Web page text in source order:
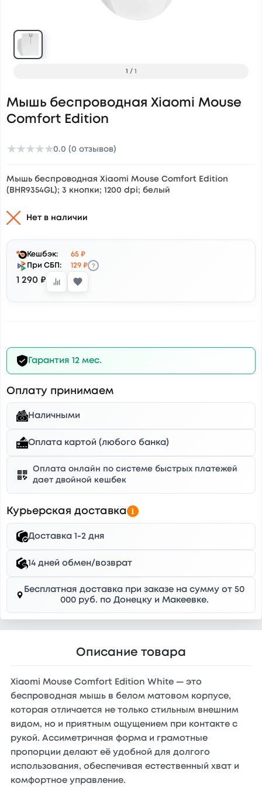
1 / 1
Мышь беспроводная Xiaomi Mouse
Comfort Edition
★★★★★0.0 (0 отзывов)
Мышь беспроводная Xiaomi Mouse Comfort Edition
(BHR9354GL); 3 кнопки; 1200 dpi; белый
Нет в наличии
Кешбэк:
65 ₽
При СБП:
129 ₽ ?
1 290 ₽
Гарантия 12 мес.
Оплату принимаем
Наличными
Оплата картой (любого банка)
Оплата онлайн по системе быстрых платежей
дает двойной кешбек
Курьерская доставка
Доставка 1-2 дня
14 дней обмен/возврат
Бесплатная доставка при заказе на сумму от 50
000 руб. по Донецку и Макеевке.
Описание товара
Xiaomi Mouse Comfort Edition White — это
беспроводная мышь в белом матовом корпусе,
которая отличается не только стильным внешним
видом, но и приятным ощущением при контакте с
рукой. Ассиметричная форма и грамотные
пропорции делают её удобной для долгого
использования, обеспечивая естественный хват и
комфортное управление.